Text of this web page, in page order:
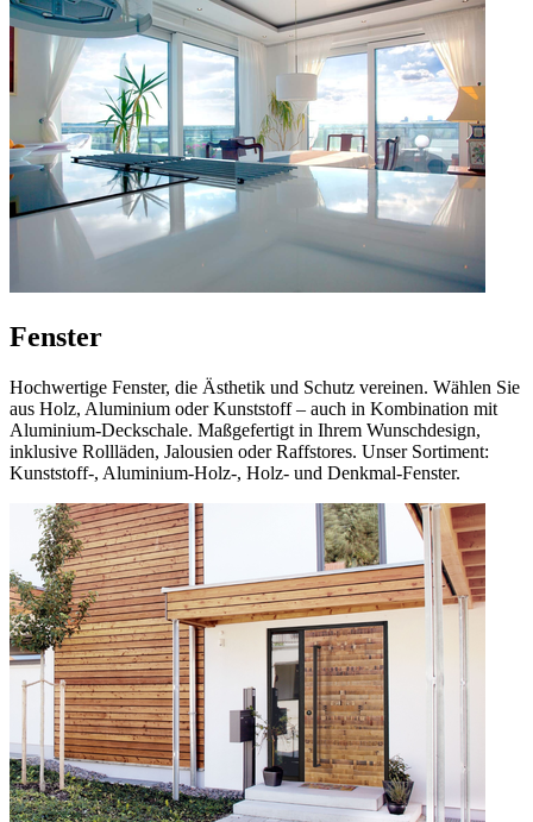
Fenster
Hochwertige Fenster, die Ästhetik und Schutz vereinen. Wählen Sie
aus Holz, Aluminium oder Kunststoff – auch in Kombination mit
Aluminium-Deckschale. Maßgefertigt in Ihrem Wunschdesign,
inklusive Rollläden, Jalousien oder Raffstores. Unser Sortiment:
Kunststoff-, Aluminium-Holz-, Holz- und Denkmal-Fenster.